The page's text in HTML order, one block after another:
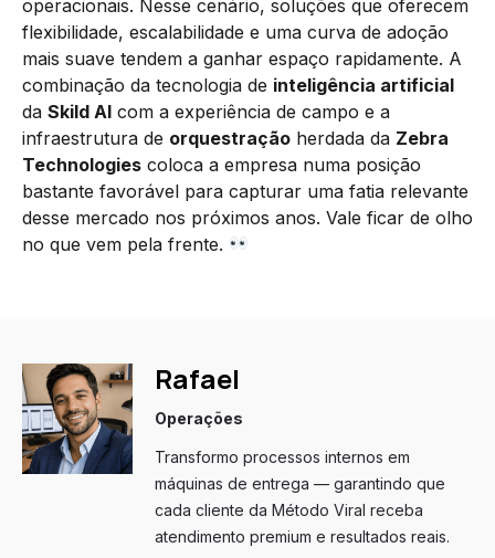
operacionais. Nesse cenário, soluções que oferecem
flexibilidade, escalabilidade e uma curva de adoção
mais suave tendem a ganhar espaço rapidamente. A
combinação da tecnologia de inteligência artificial
da Skild AI com a experiência de campo e a
infraestrutura de orquestração herdada da Zebra
Technologies coloca a empresa numa posição
bastante favorável para capturar uma fatia relevante
desse mercado nos próximos anos. Vale ficar de olho
no que vem pela frente.
Rafael
Operações
Transformo processos internos em
máquinas de entrega — garantindo que
cada cliente da Método Viral receba
atendimento premium e resultados reais.